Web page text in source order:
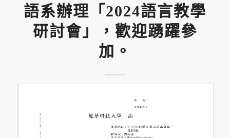
語系辦理「2024語言教學
研討會」，歡迎踴躍參
加。